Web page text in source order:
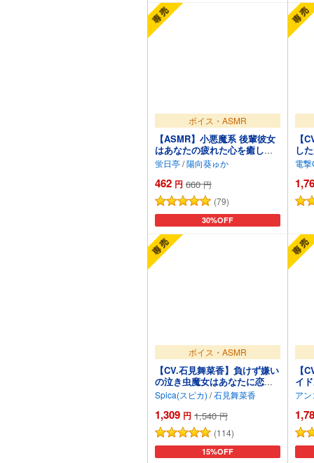
ボイス・ASMR
【ASMR】小悪魔系 後輩彼女
はあなたの疲れた心を癒した
い ～甘々いじわる耳かき♡～
【男性受け/指耳かき/無声音囁
き/バイノーラル】【KU100】
蛍日亭/陽向葵ゅか
462 円 660 円
(79)
30%OFF
カートに追加
【
し
み
へ
テ
電
ボイス・ASMR
【CV.石見舞菜香】負けず嫌い
の泣き虫魔女はあなたに恋を
する【吐息・寝息・スライム
耳かき・箒に乗る音】
Spica(スピカ) /石見舞菜香
1,309 円 1,540 円
(114)
15%OFF
カートに追加
【
イ
プ
ア